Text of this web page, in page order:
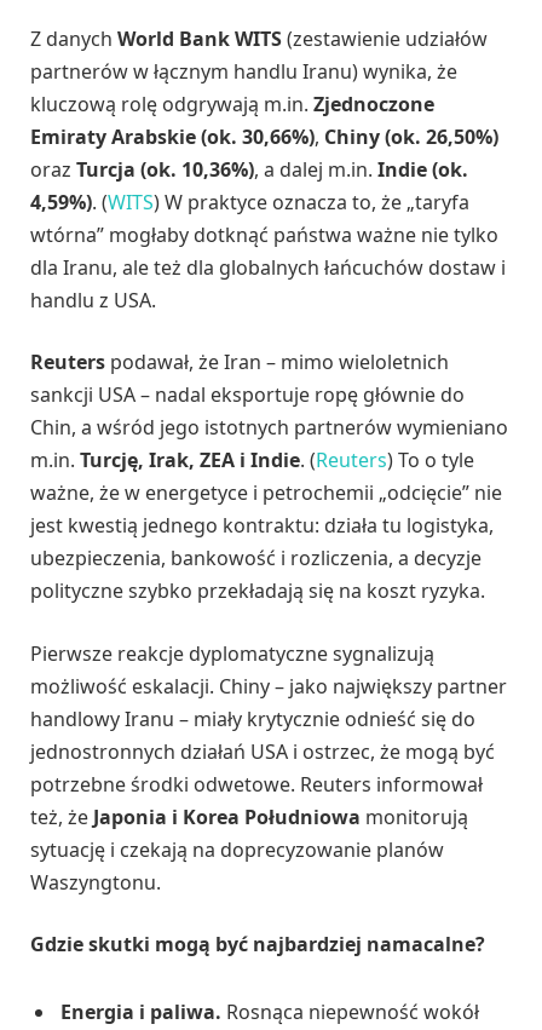
Z danych World Bank WITS(zestawienie udziałów
partnerów w łącznym handlu Iranu) wynika, że
kluczową rolę odgrywają m.in. Zjednoczone
Emiraty Arabskie (ok. 30,66%), Chiny (ok. 26,50%)
oraz Turcja (ok. 10,36%), a dalej m.in. Indie (ok.
4,59%). (WITS) W praktyce oznacza to, że „taryfa
wtórna” mogłaby dotknąć państwa ważne nie tylko
dla Iranu, ale też dla globalnych łańcuchów dostaw i
handlu z USA.
Reuters podawał, że Iran – mimo wieloletnich
sankcji USA – nadal eksportuje ropę głównie do
Chin, a wśród jego istotnych partnerów wymieniano
m.in. Turcję, Irak, ZEA i Indie. (Reuters) To o tyle
ważne, że w energetyce i petrochemii „odcięcie” nie
jest kwestią jednego kontraktu: działa tu logistyka,
ubezpieczenia, bankowość i rozliczenia, a decyzje
polityczne szybko przekładają się na koszt ryzyka.
Pierwsze reakcje dyplomatyczne sygnalizują
możliwość eskalacji. Chiny – jako największy partner
handlowy Iranu – miały krytycznie odnieść się do
jednostronnych działań USA i ostrzec, że mogą być
potrzebne środki odwetowe. Reuters informował
też, że Japonia i Korea Południowa monitorują
sytuację i czekają na doprecyzowanie planów
Waszyngtonu.
Gdzie skutki mogą być najbardziej namacalne?
Energia i paliwa. Rosnąca niepewność wokół